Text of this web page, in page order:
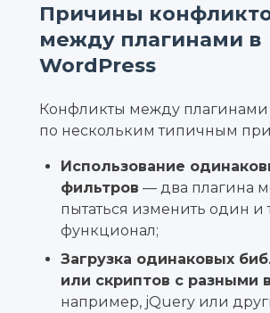
Причины
между плагинами в
WordPress
Конфликты между плагинами
по нескольким типичным
Использование
фильтров — два плагина
пытаться изменить один и
функционал;
Загрузка одинаковых
или скриптов с разными
например, jQuery или